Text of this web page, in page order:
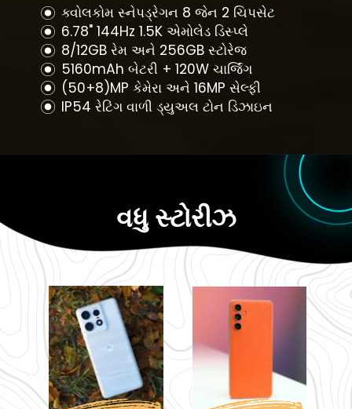
ક્વોલકોમ સ્નેપડ્રેગન 8 જેન 2 ચિપસેટ
6.78" 144Hz 1.5K એમોલેડ ડિસ્પ્લે
8/12GB રેમ અને 256GB સ્ટોરેજ
5160mAh બેટરી + 120W ચાર્જિંગ
(50+8)MP કેમેરા અને 16MP સેલ્ફી
IP54 રેટિંગ વાળી ડ્યુઅલ ટોન ડિઝાઇન
વધુ સ્ટોરીઝ